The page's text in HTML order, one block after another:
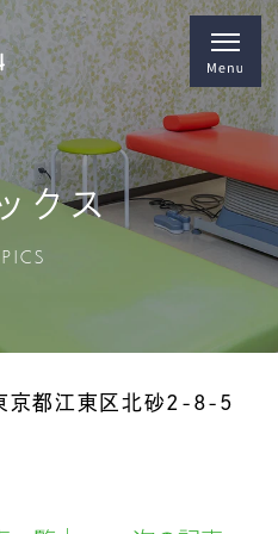
クス
都江東区北砂2-8-5